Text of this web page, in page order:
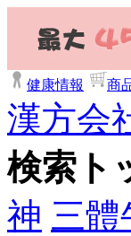
健康情報 商
漢方会
検索ト
神 三體